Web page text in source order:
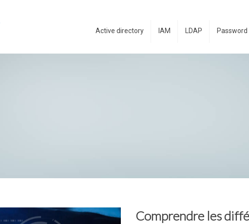
Active directory IAM LDAP
Comprendre les